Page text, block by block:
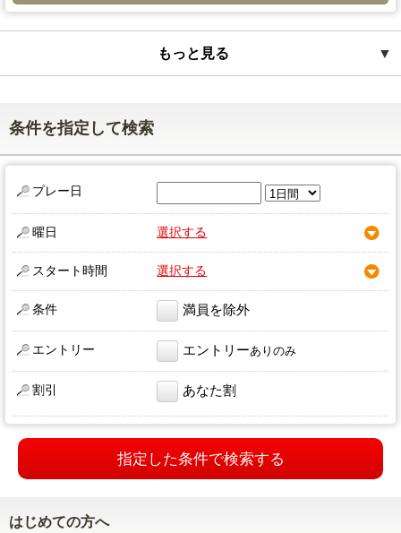
▼
もっと見る
条件を指定して検索
プレー日
曜日 選択する
スタート時間 選択する
条件 満員を除外
エントリー エントリーありのみ
割引 あなた割
指定した条件で検索する
はじめての方へ